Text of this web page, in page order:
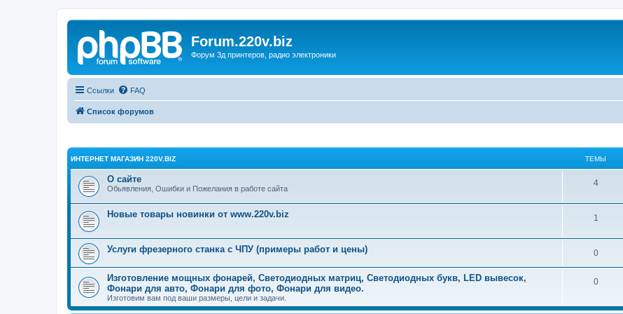
Forum.220v.biz
Форум 3д принтеров, радио электроники
Ссылки FAQ
Список форумов
ИНТЕРНЕТ МАГАЗИН 220V.BIZ ТЕМЫ
О сайте
Обьявления, Ошибки и Пожелания в работе сайта
4Т
м
ы
Новые товары новинки от www.220v.biz 1
м
Услуги фрезерного станка с ЧПУ (примеры работ и цены) 0Т
е
ы
Изготовление мощных фонарей, Светодиодных матриц, Светодиодных букв, LED вывесок,
Фонари для авто, Фонари для фото, Фонари для видео.
Изготовим вам под ваши размеры, цели и задачи.
0Т